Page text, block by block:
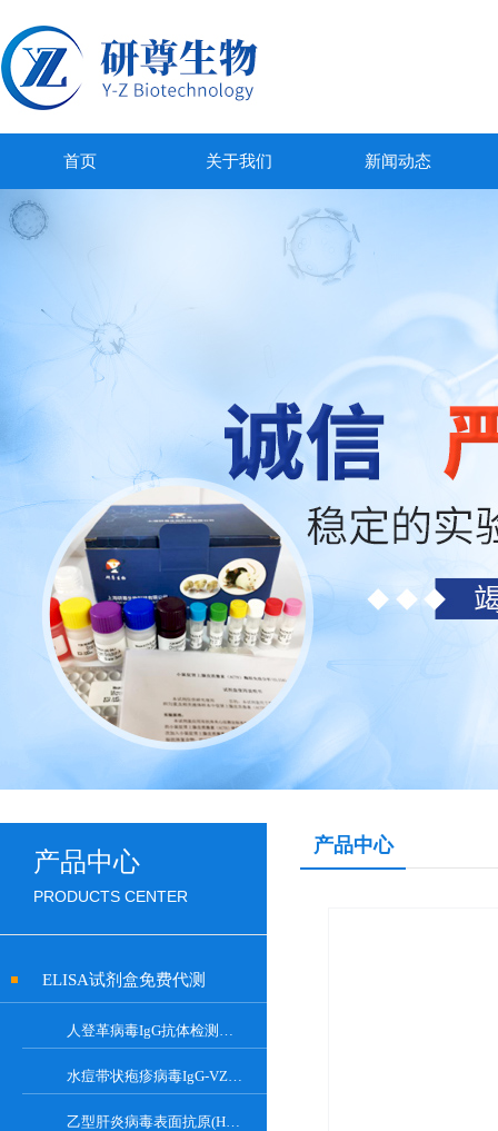
首页 关于我们 新闻动态
产品中心
PRODUCTS CENTER
ELISA试剂盒免费代测
人登革病毒IgG抗体检测试剂盒
水痘带状疱疹病毒IgG-VZV Elisa检测试剂盒
乙型肝炎病毒表面抗原(HBsAg)试剂盒
产品中心